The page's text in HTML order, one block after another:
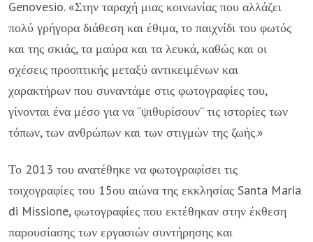
Genovesio. «Στην ταραχή μιας κοινωνίας που αλλάζει
πολύ γρήγορα διάθεση και έθιμα, το παιχνίδι του φωτός
και της σκιάς, τα μαύρα και τα λευκά, καθώς και οι
σχέσεις προοπτικής μεταξύ αντικειμένων και
χαρακτήρων που συναντάμε στις φωτογραφίες του,
γίνονται ένα μέσο για να “ψιθυρίσουν” τις ιστορίες των
τόπων, των ανθρώπων και των στιγμών της ζωής.»
Το 2013 του ανατέθηκε να φωτογραφίσει τις
τοιχογραφίες του 15ου αιώνα της εκκλησίας Santa Maria
di Missione, φωτογραφίες που εκτέθηκαν στην έκθεση
παρουσίασης των εργασιών συντήρησης και